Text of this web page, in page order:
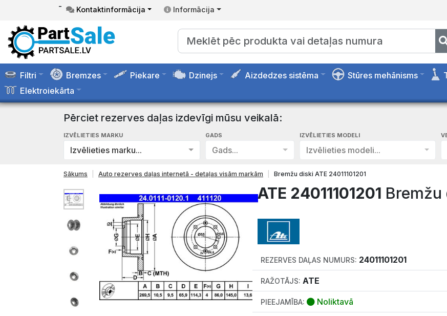
- Kontaktinformācija Informācija
Filtri Bremzes Piekare Dzinejs Aizdedzes sistēma Stūres mehānisms
Elektroiekārta
Pērciet rezerves daļas izdevīgi mūsu veikalā:
IZVĒLIETIES MARKU
Izvēlieties marku...
GADS
Gads...
IZVĒLIETIES MODELI
Izvēlieties modeli...
Sākums Auto rezerves daļas internetā - detaļas visām markām Bremžu diski ATE 24011101201
ATE 24011101201 Bremžu
REZERVES DAĻAS NUMURS: 24011101201
RAŽOTĀJS: ATE
PIEEJAMĪBA: Noliktavā